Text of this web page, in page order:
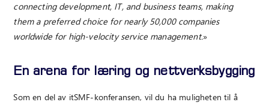
connecting development, IT, and business teams, making
them a preferred choice for nearly 50,000 companies
worldwide for high-velocity service management.»
En arena for læring og nettverksbygging
Som en del av itSMF-konferansen, vil du ha muligheten til å